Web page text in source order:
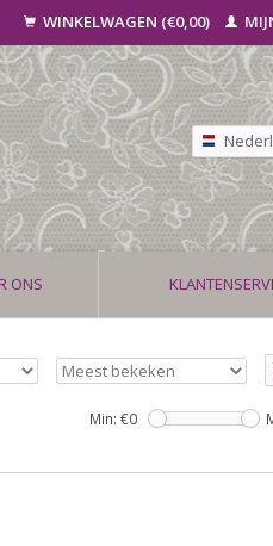
WINKELWAGEN (€0,00)
ONS
Min: €0